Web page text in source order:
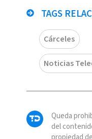
TAGS
Cárceles
Noticias
Queda
del